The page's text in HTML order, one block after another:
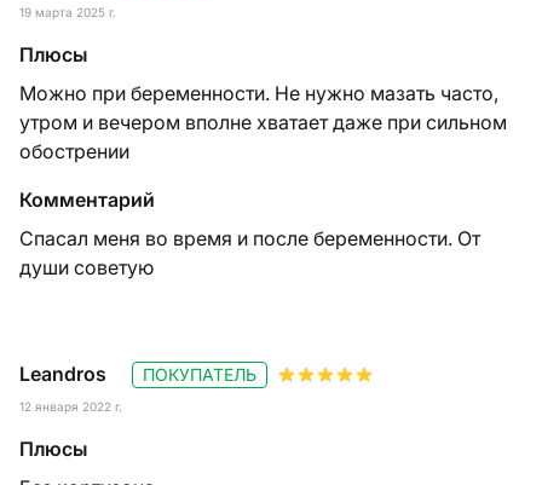
19 марта 2025 г.
Плюсы
Можно при беременности. Не нужно мазать часто,
утром и вечером вполне хватает даже при сильном
обострении
Комментарий
Спасал меня во время и после беременности. От
души советую
Leandros
12 января 2022 г.
ПОКУПАТЕЛЬ
Плюсы